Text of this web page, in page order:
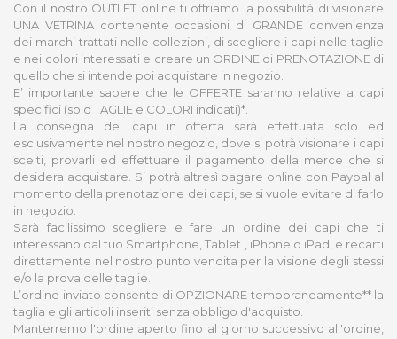
Con il nostro OUTLET online ti offriamo la possibilità di visionare
UNA VETRINA contenente occasioni di GRANDE convenienza
dei marchi trattati nelle collezioni, di scegliere i capi nelle taglie
e nei colori interessati e creare un ORDINE di PRENOTAZIONE di
quello che si intende poi acquistare in negozio.
E’ importante sapere che le OFFERTE saranno relative a capi
specifici (solo TAGLIE e COLORI indicati)*.
La consegna dei capi in offerta sarà effettuata solo ed
esclusivamente nel nostro negozio, dove si potrà visionare i capi
scelti, provarli ed effettuare il pagamento della merce che si
desidera acquistare. Si potrà altresì pagare online con Paypal al
momento della prenotazione dei capi, se si vuole evitare di farlo
in negozio.
Sarà facilissimo scegliere e fare un ordine dei capi che ti
interessano dal tuo Smartphone, Tablet , iPhone o iPad, e recarti
direttamente nel nostro punto vendita per la visione degli stessi
e/o la prova delle taglie.
L’ordine inviato consente di OPZIONARE temporaneamente** la
taglia e gli articoli inseriti senza obbligo d'acquisto.
Manterremo l'ordine aperto fino al giorno successivo all'ordine,